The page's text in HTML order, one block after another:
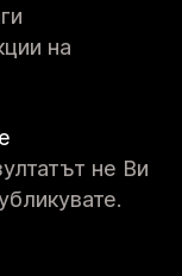
на
не Ви